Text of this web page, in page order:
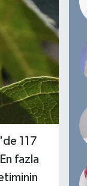
117
fazla